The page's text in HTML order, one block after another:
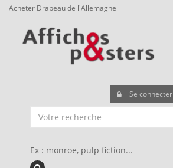
Acheter Drapeau de l'Allemagne
Se connecter
Ex : monroe, pulp fiction...